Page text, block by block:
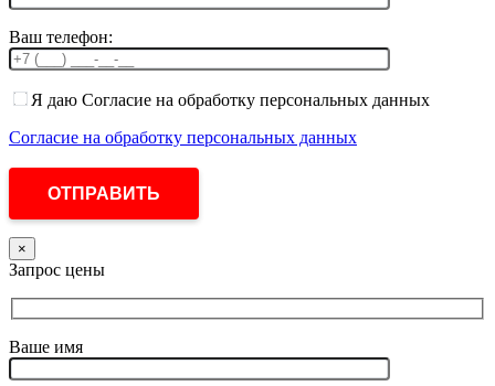
Ваш телефон:
Я даю Согласие на обработку персональных данных
Согласие на обработку персональных данных
×
Запрос цены
Ваше имя